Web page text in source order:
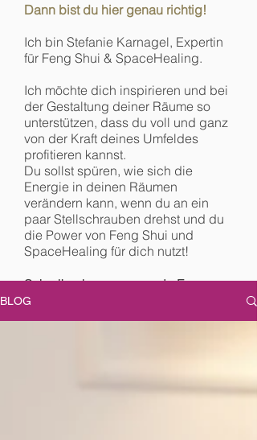
Dann bist du hier genau richtig!
Ich bin Stefanie Karnagel, Expertin
für Feng Shui & SpaceHealing.
Ich möchte dich inspirieren und bei
der Gestaltung deiner Räume so
unterstützen, dass du voll und ganz
von der Kraft deines Umfeldes
profitieren kannst.
Du sollst spüren, wie sich die
Energie in deinen Räumen
verändern kann, wenn du an ein
paar Stellschrauben drehst und du
die Power von Feng Shui und
SpaceHealing für dich nutzt!
Schreib mir gern, wenn du Fragen
hast oder hinterlasse einen
BLOG